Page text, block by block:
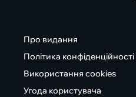
Про видання
Політика конфіденційності
Використання cookies
Угода користувача